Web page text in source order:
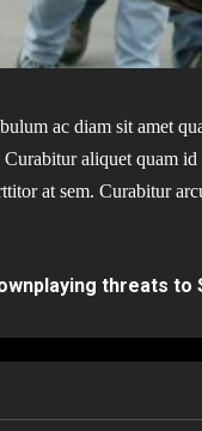
ac diam sit amet
aliquet quam
at sem. Curabitur
threats to